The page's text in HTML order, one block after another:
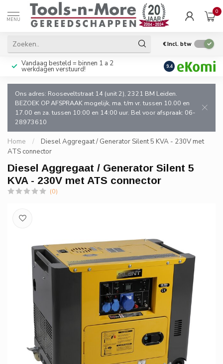
MENU
0
€Incl. btw
Vandaag besteld = binnen 1 a 2
werkdagen verstuurd!
Uitsluitend goede
en de vakman!
9.4
Ons adres: Rooseveltstraat 14 (unit 2), 2321 BM Leiden.
BEZOEK OP AFSPRAAK mogelijk, ma. t/m vr. tussen 10.00 en
17.00 en za. tussen 10:00 en 14:00 uur. Bel voor afspraak: 06-
28973610
Home /
Diesel Aggregaat / Generator Silent 5 KVA - 230V met
ATS connector
Diesel Aggregaat / Generator Silent 5
KVA - 230V met ATS connector
(0)